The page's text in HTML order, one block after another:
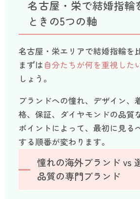
名古屋・栄で結婚指輪
ときの5つの軸
名古屋・栄エリアで結婚指輪を
まずは 自分たちが何を重視した
しょう。
ブランドへの憧れ、デザイン、
格、保証、ダイヤモンドの品質
ポイントによって、最初に見る
する順番が変わります。
憧れの海外ブランド vs
品質の専門ブランド